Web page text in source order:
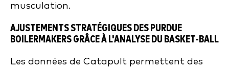
musculation.
AJUSTEMENTS STRATÉGIQUES DES PURDUE
BOILERMAKERS GRÂCE À L'ANALYSE DU BASKET-BALL
Les données de Catapult permettent des